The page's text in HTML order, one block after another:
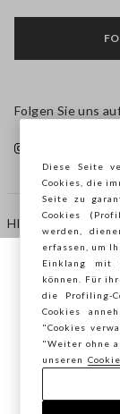
HILFE
AGENTUR
KONTAKTE
Folgen Sie uns
Copyright
Sie surfen
Österreich,
speichern?
Diese Seite
Cookies, die
Seite zu
Cookies
werden,
erfassen, um
Einklang mit
können. Für
die Profiling-
Cookies
"Cookies
"Weiter ohne
unseren